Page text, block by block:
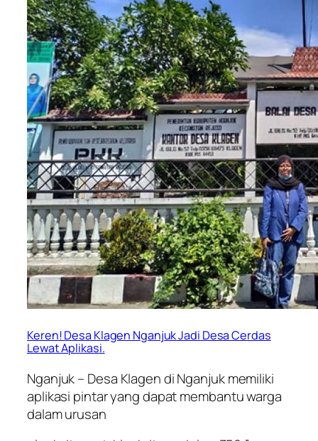
Keren! Desa Klagen Nganjuk Jadi Desa Cerdas
Lewat Aplikasi.
Nganjuk – Desa Klagen di Nganjuk memiliki
aplikasi pintar yang dapat membantu warga
dalam urusan